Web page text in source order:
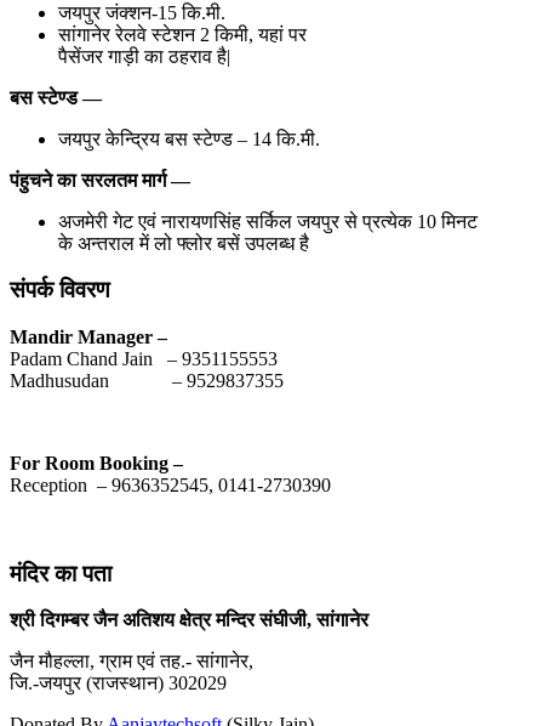
जयपुर जंक्शन-15 कि.मी.
सांगानेर रेलवे स्टेशन 2 किमी, यहां पर
पैसेंजर गाड़ी का ठहराव है|
बस स्टेण्ड —
जयपुर केन्द्रिय बस स्टेण्ड – 14 कि.मी.
पंहुचने का सरलतम मार्ग —
अजमेरी गेट एवं नारायणसिंह सर्किल जयपुर से प्रत्येक 10 मिनट
के अन्तराल में लो फ्लोर बसें उपलब्ध है
संपर्क विवरण
Mandir Manager –
Padam Chand Jain – 9351155553
Madhusudan – 9529837355
For Room Booking –
Reception – 9636352545, 0141-2730390
मंदिर का पता
श्री दिगम्बर जैन अतिशय क्षेत्र मन्दिर संघीजी, सांगानेर
जैन मौहल्ला, ग्राम एवं तह.- सांगानेर,
जि.-जयपुर (राजस्थान) 302029